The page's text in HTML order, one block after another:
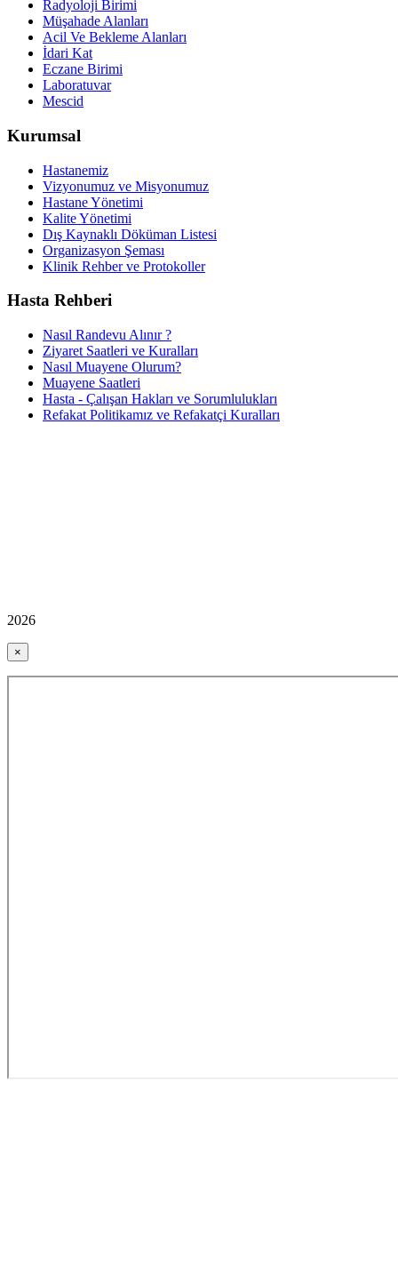
Radyoloji Birimi
Müşahade Alanları
Acil Ve Bekleme Alanları
İdari Kat
Eczane Birimi
Laboratuvar
Mescid
Kurumsal
Hastanemiz
Vizyonumuz ve Misyonumuz
Hastane Yönetimi
Kalite Yönetimi
Dış Kaynaklı Döküman Listesi
Organizasyon Şeması
Klinik Rehber ve Protokoller
Hasta Rehberi
Nasıl Randevu Alınır ?
Ziyaret Saatleri ve Kuralları
Nasıl Muayene Olurum?
Muayene Saatleri
Hasta - Çalışan Hakları ve Sorumlulukları
Refakat Politikamız ve Refakatçi Kuralları
2026
×